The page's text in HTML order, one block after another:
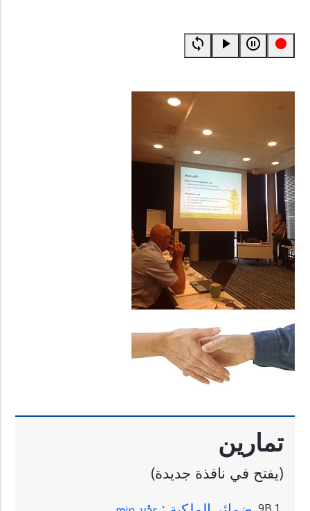
loop play_arrow pause_circle_outline fiber_manual_record
تمارين
(يفتح في نافذة جديدة)